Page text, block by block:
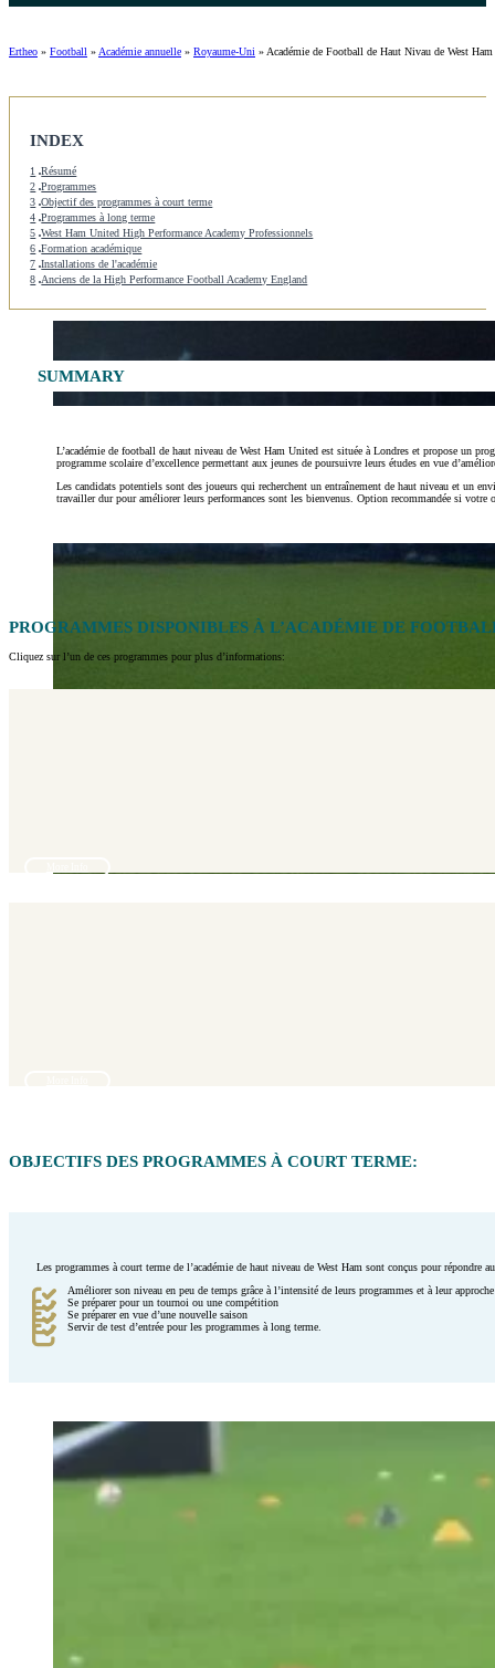
Ertheo » Football » Académie annuelle » Royaume-Uni » Académie de Football de Haut Nivau de West
INDEX
1 Résumé
2 Programmes
3 Objectif des programmes à court terme
4 Programmes à long terme
5 West Ham United High Performance Academy Professionnels
6 Formation académique
7 Installations de l'académie
8 Anciens de la High Performance Football Academy England
SUMMARY
L’académie de football de haut niveau de West Ham United est située à Londres et propose un
programme scolaire d’excellence permettant aux jeunes de poursuivre leurs études en vue
Les candidats potentiels sont des joueurs qui recherchent un entraînement de haut niveau et un
travailler dur pour améliorer leurs performances sont les bienvenus. Option recommandée si
PROGRAMMES DISPONIBLES À L’ACADÉMIE DE
Cliquez sur l’un de ces programmes pour plus d’informations:
OBJECTIFS DES PROGRAMMES À COURT TERME:
Les programmes à court terme de l’académie de haut niveau de West Ham sont conçus pour répondre
Améliorer son niveau en peu de temps grâce à l’intensité de leurs programmes et à leur
Se préparer pour un tournoi ou une compétition
Se préparer en vue d’une nouvelle saison
Servir de test d’entrée pour les programmes à long terme.